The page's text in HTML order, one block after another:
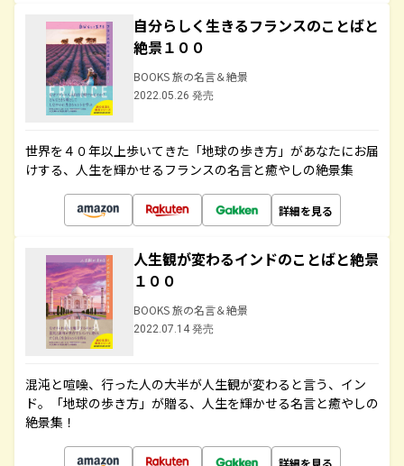
自分らしく生きるフランスのことばと
絶景１００
BOOKS 旅の名言＆絶景
2022.05.26 発売
世界を４０年以上歩いてきた「地球の歩き方」があなたにお届
けする、人生を輝かせるフランスの名言と癒やしの絶景集
詳細を見る
人生観が変わるインドのことばと絶景
１００
BOOKS 旅の名言＆絶景
2022.07.14 発売
混沌と喧噪、行った人の大半が人生観が変わると言う、イン
ド。「地球の歩き方」が贈る、人生を輝かせる名言と癒やしの
絶景集！
詳細を見る